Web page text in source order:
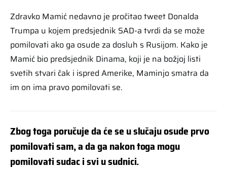
Zdravko Mamić nedavno je pročitao tweet Donalda
Trumpa u kojem predsjednik SAD-a tvrdi da se može
pomilovati ako ga osude za dosluh s Rusijom. Kako je
Mamić bio predsjednik Dinama, koji je na božjoj listi
svetih stvari čak i ispred Amerike, Maminjo smatra da
im on ima pravo pomilovati se.
Zbog toga poručuje da će se u slučaju osude prvo
pomilovati sam, a da ga nakon toga mogu
pomilovati sudac i svi u sudnici.